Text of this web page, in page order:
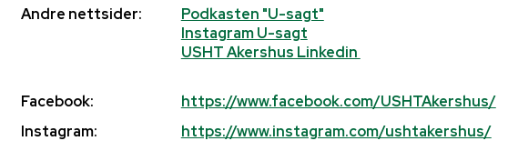
Andre nettsider:
Podkasten "U-sagt"
Instagram U-sagt
USHT Akershus Linkedin
Facebook:
https://www.facebook.com/USHTAkershus/
Instagram:
https://www.instagram.com/ushtakershus/